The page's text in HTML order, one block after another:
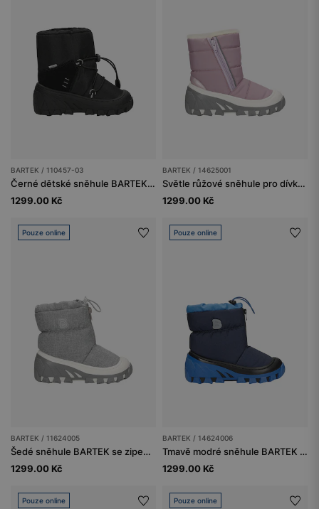
BARTEK / 110457-03
Černé dětské sněhule BARTEK 110457-03
1299.00 Kč
BARTEK / 14625001
Světle růžové sněhule pro dívky BARTEK 14625001
1299.00 Kč
Pouze online
BARTEK / 11624005
Šedé sněhule BARTEK se zipem 11624005
1299.00 Kč
Pouze online
BARTEK / 14624006
Tmavě modré sněhule BARTEK pro kluky 14624006
1299.00 Kč
Pouze online Pouze online